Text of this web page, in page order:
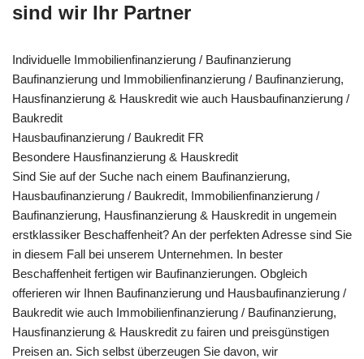
sind wir Ihr Partner
Individuelle Immobilienfinanzierung / Baufinanzierung
Baufinanzierung und Immobilienfinanzierung / Baufinanzierung,
Hausfinanzierung & Hauskredit wie auch Hausbaufinanzierung /
Baukredit
Hausbaufinanzierung / Baukredit FR
Besondere Hausfinanzierung & Hauskredit
Sind Sie auf der Suche nach einem Baufinanzierung,
Hausbaufinanzierung / Baukredit, Immobilienfinanzierung /
Baufinanzierung, Hausfinanzierung & Hauskredit in ungemein
erstklassiker Beschaffenheit? An der perfekten Adresse sind Sie
in diesem Fall bei unserem Unternehmen. In bester
Beschaffenheit fertigen wir Baufinanzierungen. Obgleich
offerieren wir Ihnen Baufinanzierung und Hausbaufinanzierung /
Baukredit wie auch Immobilienfinanzierung / Baufinanzierung,
Hausfinanzierung & Hauskredit zu fairen und preisgünstigen
Preisen an. Sich selbst überzeugen Sie davon, wir